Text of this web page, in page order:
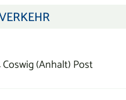
Coswig (Anhalt) Post